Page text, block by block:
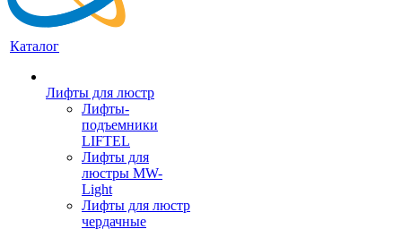
Каталог
Лифты для люстр
Лифты-
подъемники
LIFTEL
Лифты для
люстры MW-
Light
Лифты для люстр
чердачные